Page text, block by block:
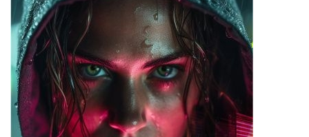
PATRONATY
WYWIADY
RECENZJE
DO CZYTANIA
NA EKRANIE